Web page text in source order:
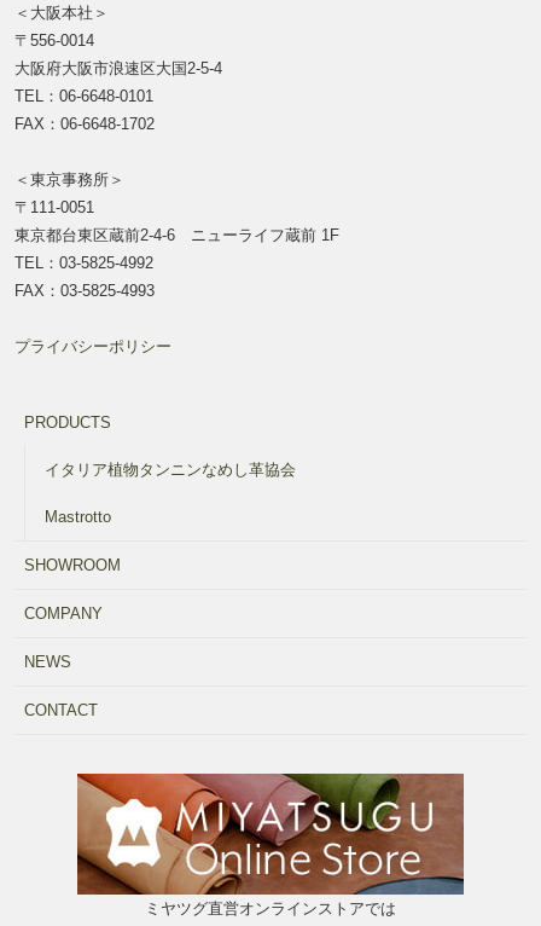
＜大阪本社＞
〒556-0014
大阪府大阪市浪速区大国2-5-4
TEL：06-6648-0101
FAX：06-6648-1702
＜東京事務所＞
〒111-0051
東京都台東区蔵前2-4-6 ニューライフ蔵前 1F
TEL：03-5825-4992
FAX：03-5825-4993
プライバシーポリシー
PRODUCTS
イタリア植物タンニンなめし革協会
Mastrotto
SHOWROOM
COMPANY
NEWS
CONTACT
ミヤツグ直営オンラインストアでは